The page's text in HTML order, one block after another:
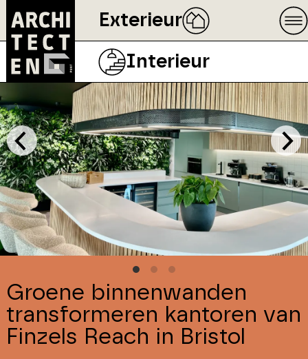
Exterieur
Interieur
Groene binnenwanden
transformeren kantoren van
Finzels Reach in Bristol